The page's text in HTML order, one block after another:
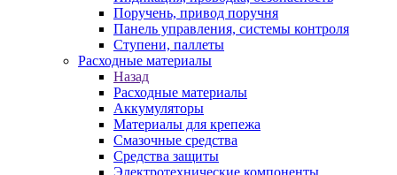
Поручень, привод поручня
Панель управления, системы контроля
Ступени, паллеты
Расходные материалы
Назад
Расходные материалы
Аккумуляторы
Материалы для крепежа
Смазочные средства
Средства защиты
Электротехнические компоненты